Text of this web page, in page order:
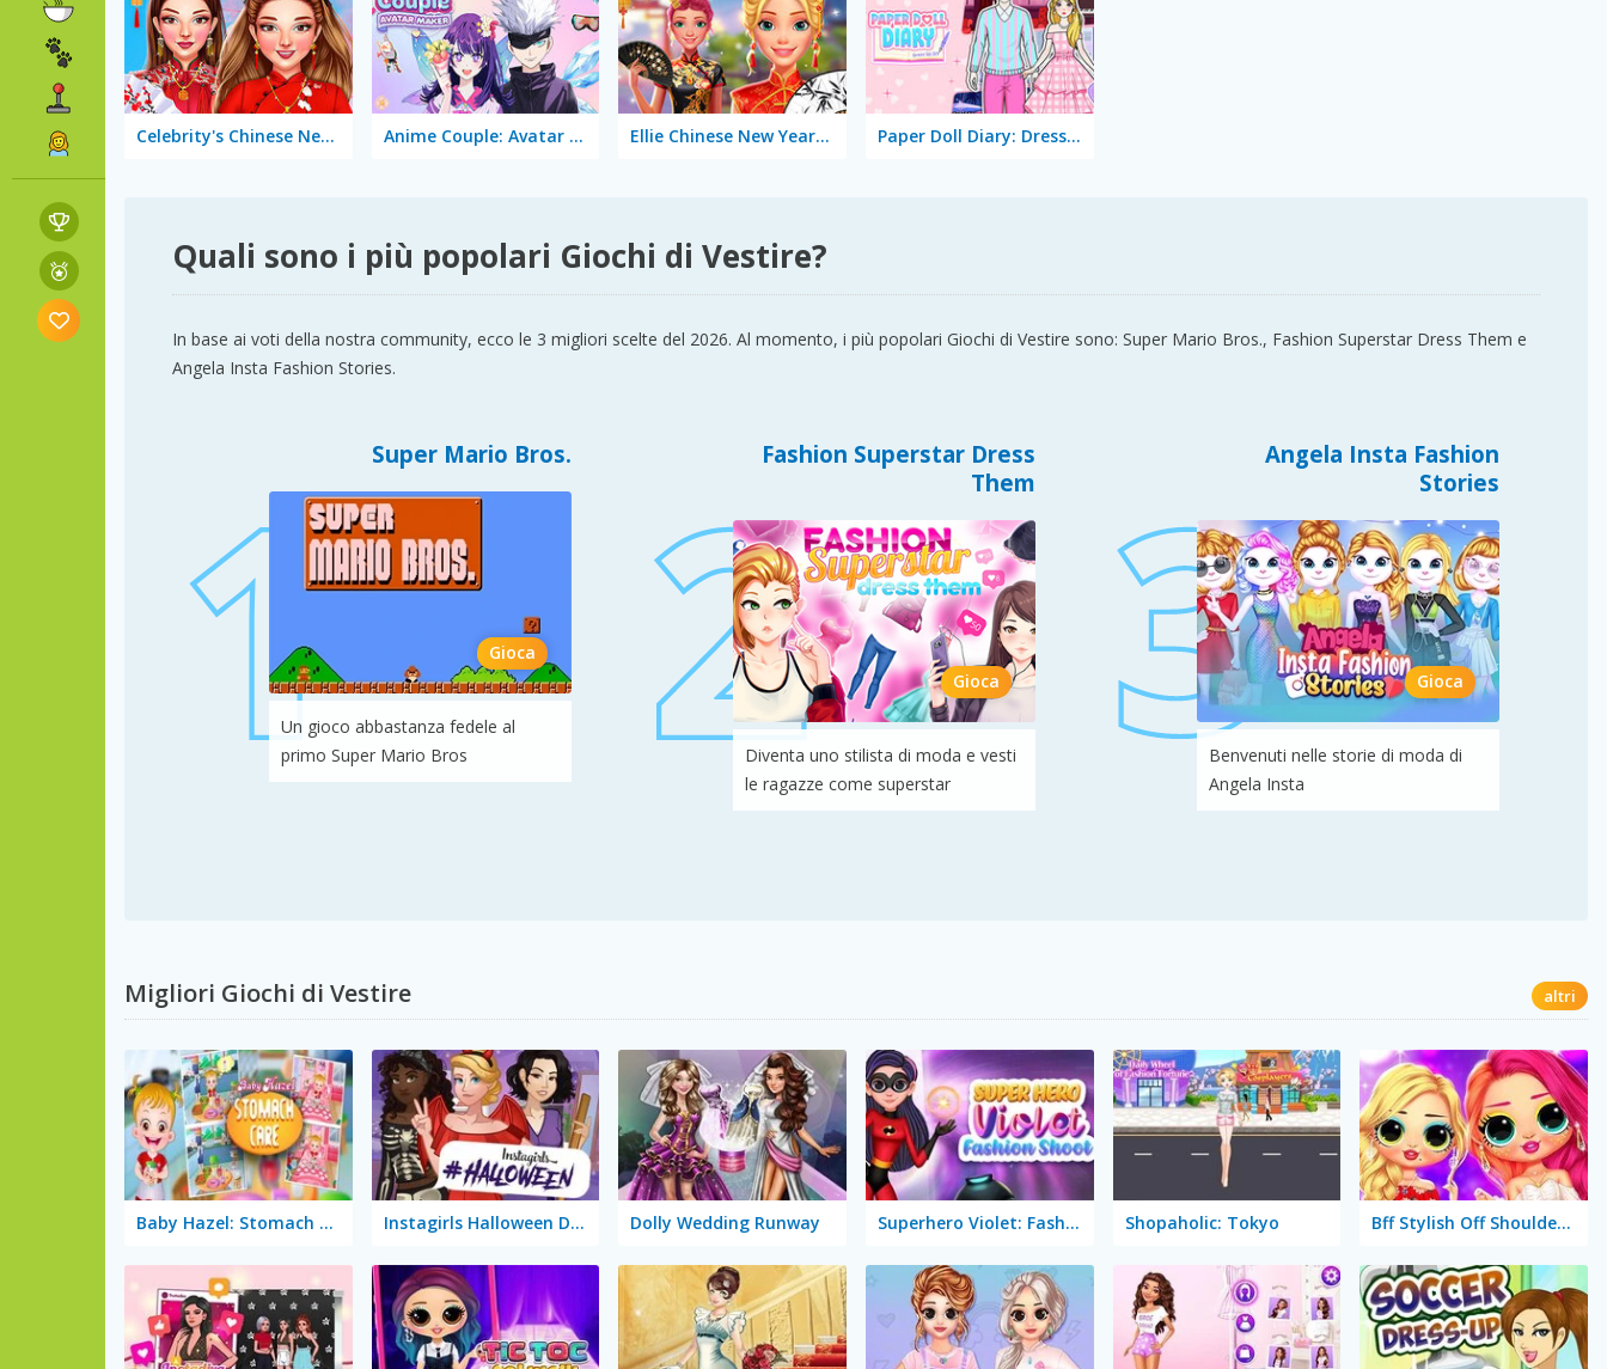
Celebrity's Chinese New Year Look Anime Couple: Avatar Maker Ellie Chinese New Year Celebration Paper Doll Diary: Dress Up DIY
Quali sono i più popolari Giochi di Vestire?
In base ai voti della nostra community, ecco le 3 migliori scelte del 2026. Al momento, i più popolari Giochi di Vestire sono: Super Mario Bros., Fashion Superstar Dress Them e
Angela Insta Fashion Stories.
Super Mario Bros.
Gioca
Un gioco abbastanza fedele al
primo Super Mario Bros
Fashion Superstar Dress
Them
Gioca
Diventa uno stilista di moda e vesti
le ragazze come superstar
Angela Insta Fashion
Stories
Gioca
Benvenuti nelle storie di moda di
Angela Insta
Migliori Giochi di Vestire altri
Baby Hazel: Stomach Care Instagirls Halloween Dress Up Dolly Wedding Runway Superhero Violet: Fashion Shoot Shopaholic: Tokyo Bff Stylish Off Shoulder Outfits